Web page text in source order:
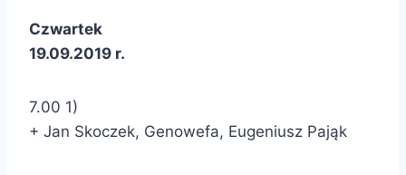
Czwartek
19.09.2019 r.
7.00 1)
+ Jan Skoczek, Genowefa, Eugeniusz Pająk